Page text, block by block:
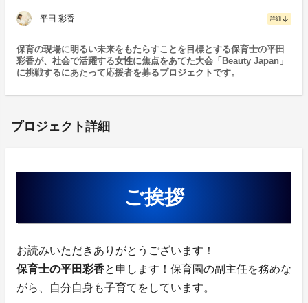
平田 彩香 詳細 arrow_downward
保育の現場に明るい未来をもたらすことを目標とする保育士の平田
彩香が、社会で活躍する女性に焦点をあてた大会「Beauty Japan」
に挑戦するにあたって応援者を募るプロジェクトです。
プロジェクト詳細
ご挨拶
お読みいただきありがとうございます！
保育士の平田彩香と申します！保育園の副主任を務めな
がら、自分自身も子育てをしています。